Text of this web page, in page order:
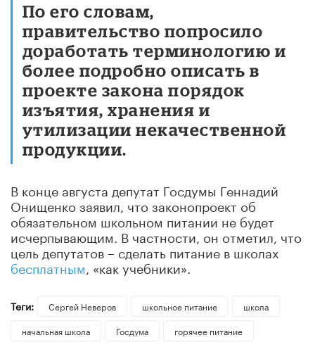
По его словам,
правительство попросило
доработать терминологию и
более подробно описать в
проекте закона порядок
изъятия, хранения и
утилизации некачественной
продукции.
В конце августа депутат Госдумы Геннадий
Онищенко заявил, что законопроект об
обязательном школьном питании не будет
исчерпывающим. В частности, он отметил, что
цель депутатов – сделать питание в школах
бесплатным , «как учебники».
Теги: Сергей Неверов школьное питание
школа
начальная школа
Госдума горячее питание